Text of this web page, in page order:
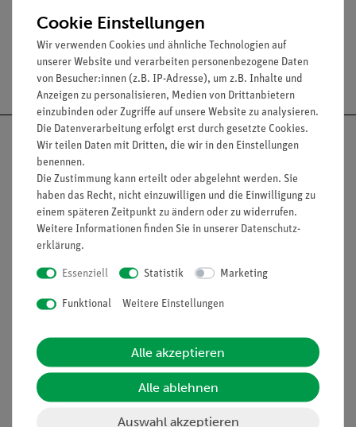
Versandkostenfrei ab 300,- €
Nach oben
Informationen
Projekte und Lösungen
Presse
Service
Beratung & Showroom
Inventarisierungs- &
Cookie Einstellungen
Wir verwenden Cookies und ähnliche Technologien auf
unserer Website und verarbeiten personenbezogene Daten
von Besucher:innen (z.B. IP-Adresse), um z.B. Inhalte und
Anzeigen zu personalisieren, Medien von Drittanbietern
einzubinden oder Zugriffe auf unsere Website zu analysieren.
Die Datenverarbeitung erfolgt erst durch gesetzte Cookies.
Wir teilen Daten mit Dritten, die wir in den Einstellungen
benennen.
Die Zustimmung kann erteilt oder abgelehnt werden. Sie
haben das Recht, nicht einzuwilligen und die Einwilligung zu
einem späteren Zeitpunkt zu ändern oder zu widerrufen.
Weitere Informationen finden Sie in unserer Daten­schutz­
erklärung.
Essenziell Statistik Marketing
Funktional Weitere Einstellungen
Alle akzeptieren
Alle ablehnen
Auswahl akzeptieren